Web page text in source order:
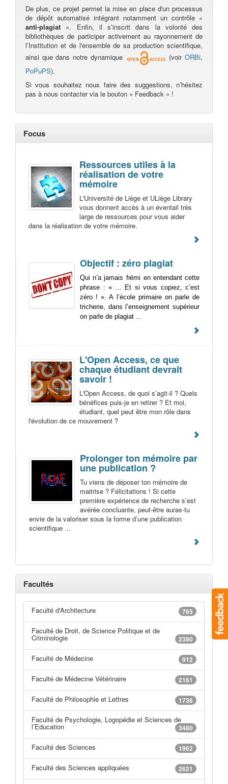
De plus, ce projet permet la mise en place d'un processus
de dépôt automatisé intégrant notamment un contrôle «
anti-plagiat ». Enfin, il s’inscrit dans la volonté des
bibliothèques de participer activement au rayonnement de
l’Institution et de l'ensemble de sa production scientifique,
ainsi que dans notre dynamique
(voirORBi,
PoPuPS).
Si vous souhaitez nous faire des suggestions, n’hésitez
pas à nous contacter via le bouton « Feedback » !
Focus
Ressources utiles à la
réalisation de votre
mémoire
L'Université de Liège et ULiège Library
vous donnent accès à un éventail très
large de ressources pour vous aider
dans la réalisation de votre mémoire.
Objectif : zéro plagiat
Qui n’a jamais frémi en entendant cette
phrase : « ... Et si vous copiez, c’est
zéro ! ». A l’école primaire on parle de
tricherie, dans l’enseignement supérieur
on parle de plagiat ...
L'Open Access, ce que
chaque étudiant devrait
savoir !
L'Open Access, de quoi s’agit-il ? Quels
bénéfices puis-je en retirer ? Et moi,
étudiant, quel peut être mon rôle dans
l'évolution de ce mouvement ?
Prolonger ton mémoire par
une publication ?
Tu viens de déposer ton mémoire de
maitrise ? Félicitations ! Si cette
première expérience de recherche s’est
avérée concluante, peut-être auras-tu
envie de la valoriser sous la forme d’une publication
scientifique ...
Facultés
Faculté d'Architecture 765
Faculté de Droit, de Science Politique et de
Criminologie 2380
Faculté de Médecine 912
Faculté de Médecine Vétérinaire 2161
Faculté de Philosophie et Lettres 1738
Faculté de Psychologie, Logopédie et Sciences de
l’Education 3480
Faculté des Sciences 1962
Faculté des Sciences appliquées 2621